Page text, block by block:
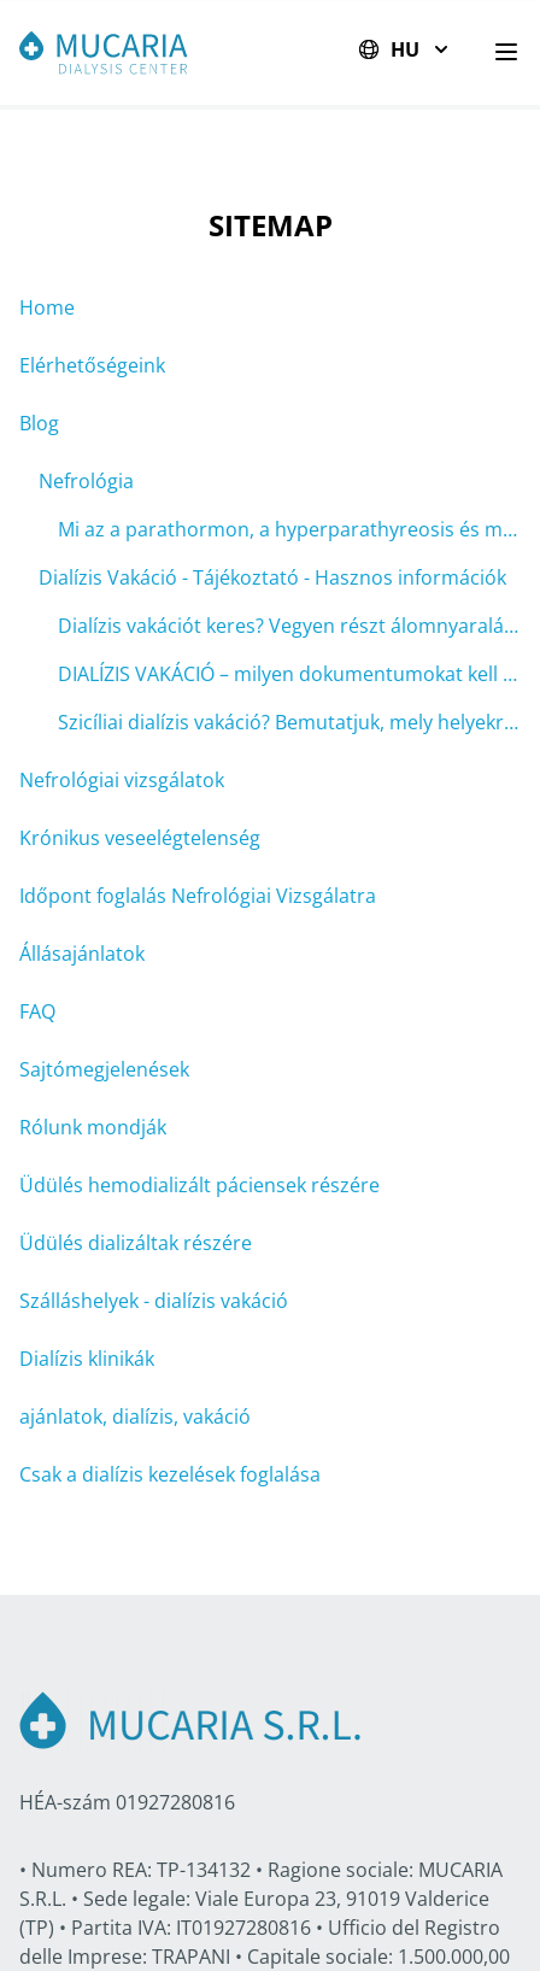
HU
SITEMAP
Home
Elérhetőségeink
Blog
Nefrológia
Mi az a parathormon, a hyperparathyreosis és miért veszélyes a dializált betegek számára?
Dialízis Vakáció - Tájékoztató - Hasznos információk
Dialízis vakációt keres? Vegyen részt álomnyaraláson Trapaniban!
DIALÍZIS VAKÁCIÓ – milyen dokumentumokat kell beszerezni?
Szicíliai dialízis vakáció? Bemutatjuk, mely helyekre érdemes ellátogatni és hogyan lehet Trapaniból megközelíteni a tervezett helyszíneket
Nefrológiai vizsgálatok
Krónikus veseelégtelenség
Időpont foglalás Nefrológiai Vizsgálatra
Állásajánlatok
FAQ
Sajtómegjelenések
Rólunk mondják
Üdülés hemodializált páciensek részére
Üdülés dializáltak részére
Szálláshelyek - dialízis vakáció
Dialízis klinikák
ajánlatok, dialízis, vakáció
Csak a dialízis kezelések foglalása
HÉA-szám 01927280816
• Numero REA: TP-134132 • Ragione sociale: MUCARIA
S.R.L. • Sede legale: Viale Europa 23, 91019 Valderice
(TP) • Partita IVA: IT01927280816 • Ufficio del Registro
delle Imprese: TRAPANI • Capitale sociale: 1.500.000,00